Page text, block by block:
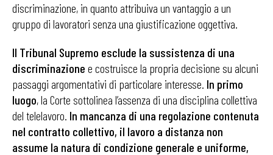
discriminazione, in quanto attribuiva un vantaggio a un
gruppo di lavoratori senza una giustificazione oggettiva.
Il Tribunal Supremo esclude la sussistenza di una
discriminazione e costruisce la propria decisione su alcuni
passaggi argomentativi di particolare interesse. In primo
luogo, la Corte sottolinea l’assenza di una disciplina collettiva
del telelavoro. In mancanza di una regolazione contenuta
nel contratto collettivo, il lavoro a distanza non
assume la natura di condizione generale e uniforme,